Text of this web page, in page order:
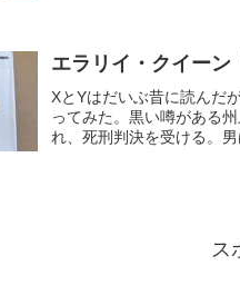
エラリイ・クイーン
XとYはだいぶ昔に読んだ
ってみた。黒い噂がある
れ、死刑判決を受ける。
ス